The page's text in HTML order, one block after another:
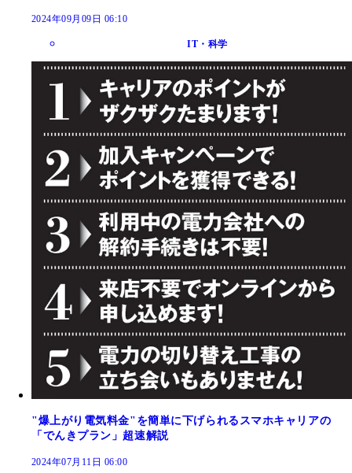
2024年09月09日 06:10
IT・科学
"爆上がり電気料金"を簡単に下げられるスマホキャリアの
「でんきプラン」超速解説
2024年07月11日 06:00